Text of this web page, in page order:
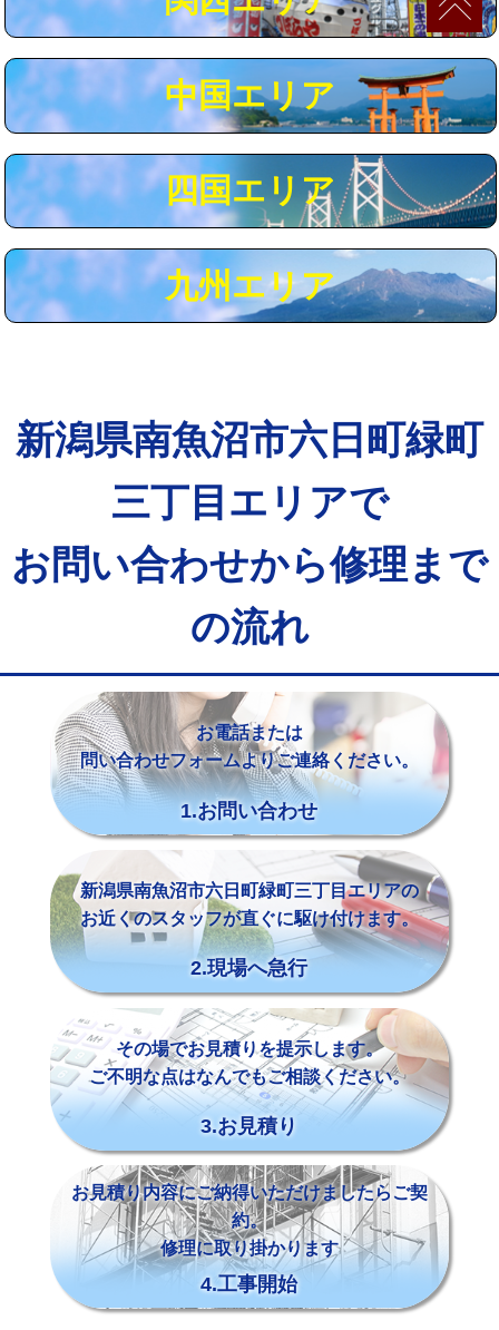
モルタル補修（厚さ10㎝まで） 27,500円
追加人工 16,500円
※給水管工事は20mmまでの価格です。
中国エリア
四国エリア
九州エリア
新潟県南魚沼市六日町緑町
三丁目エリアで
お問い合わせから修理まで
の流れ
お電話または
問い合わせフォームよりご連絡ください。
1.お問い合わせ
新潟県南魚沼市六日町緑町三丁目エリアの
お近くのスタッフが直ぐに駆け付けます。
2.現場へ急行
その場でお見積りを提示します。
ご不明な点はなんでもご相談ください。
3.お見積り
お見積り内容にご納得いただけましたらご契
約。
修理に取り掛かります
4.工事開始